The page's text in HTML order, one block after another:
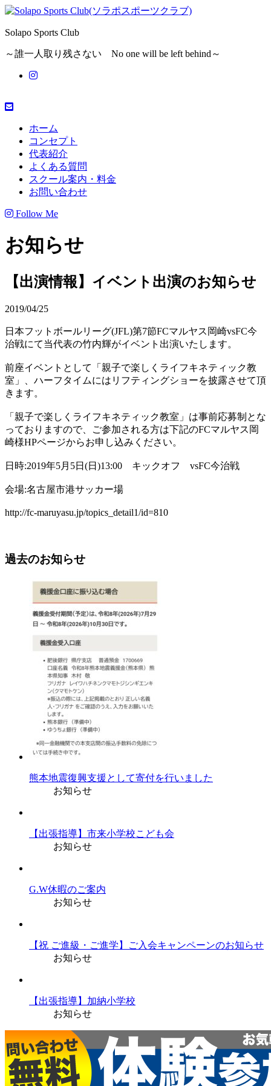
Solapo Sports Club
～誰一人取り残さない No one will be left behind～
ホーム
コンセプト
代表紹介
よくある質問
スクール案内・料金
お問い合わせ
Follow Me
お知らせ
【出演情報】イベント出演のお知らせ
2019/04/25
日本フットボールリーグ(JFL)第7節FCマルヤス岡崎vsFC今
治戦にて当代表の竹内輝がイベント出演いたします。
前座イベントとして「親子で楽しくライフキネティック教
室」、ハーフタイムにはリフティングショーを披露させて頂
きます。
「親子で楽しくライフキネティック教室」は事前応募制とな
っておりますので、ご参加される方は下記のFCマルヤス岡
崎様HPページからお申し込みください。
日時:2019年5月5日(日)13:00 キックオフ vsFC今治戦
会場:名古屋市港サッカー場
http://fc-maruyasu.jp/topics_detail1/id=810
過去のお知らせ
熊本地震復興支援として寄付を行いました
お知らせ
【出張指導】市来小学校こども会
お知らせ
G.W休暇のご案内
お知らせ
【祝 ご進級・ご進学】ご入会キャンペーンのお知らせ
お知らせ
【出張指導】加納小学校
お知らせ